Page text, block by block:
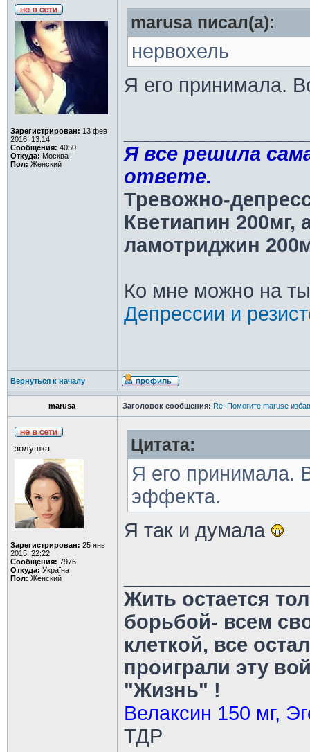
Зарегистрирован: 13 фев
2016, 13:14
Сообщения: 4050
Откуда: Москва
Пол: Женский
marusa писал(а):
нервохель
Я его принимала.
Я все решила
ответе.
Тревожно-
Кветиапин 200мг,
ламотриджин
Ко мне можно на
Депрессии и
Вернуться к началу
marusa Заголовок сообщения: Re: Помогите maruse
золушка
Зарегистрирован: 25 янв
2015, 22:22
Сообщения: 7976
Откуда: Україна
Пол: Женский
Цитата:
Я его принимала.
эффекта.
Я так и думала
Жить остается
борьбой- всем
клеткой, все
проиграли эту
"Жизнь" !
Велаксин 150 мг,
ТДР